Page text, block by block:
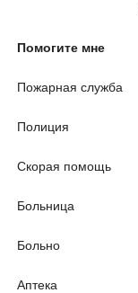
Помогите мне
Пожарная служба
Полиция
Скорая помощь
Больница
Больно
Аптека